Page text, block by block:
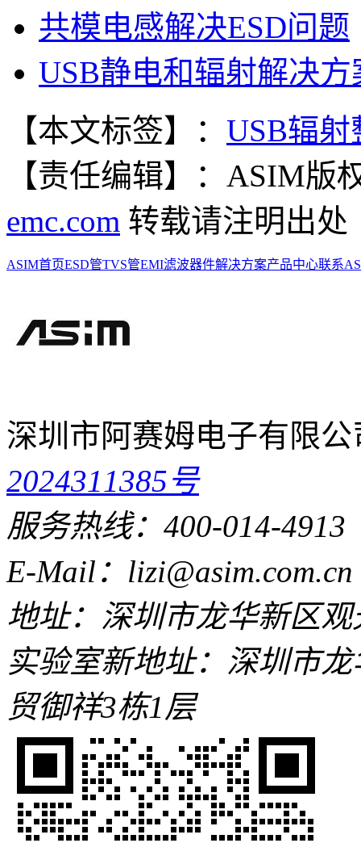
共模电感解决ESD问题
USB静电和辐射解决方
【本文标签】： USB辐射
【责任编辑】：ASIM版
emc.com 转载请注明出处
ASIM首页ESD管TVS管EMI滤波器件解决方案产品中心联系
深圳市阿赛姆电子有限
2024311385号
服务热线：400-014-4913
E-Mail：lizi@asim.com.cn
地址：深圳市龙华新区
实验室新地址：深圳市
贸御祥3栋1层